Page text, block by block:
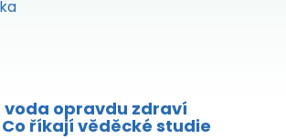
voda opravdu zdraví
říkají věděcké studie